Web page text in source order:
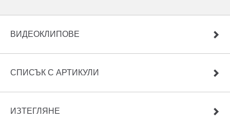
ВИДЕОКЛИПОВЕ
СПИСЪК С АРТИКУЛИ
ИЗТЕГЛЯНЕ